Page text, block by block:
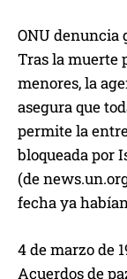
ONU denuncia
Tras la muerte
menores, la
asegura que
permite la
bloqueada por
(de
fecha ya
4 de marzo de
Acuerdos de